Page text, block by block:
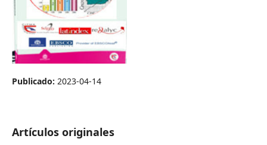
Publicado: 2023-04-14
Artículos originales